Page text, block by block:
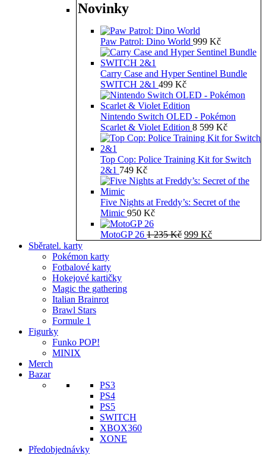
Novinky
Paw Patrol: Dino World 999 Kč
Carry Case and Hyper Sentinel Bundle
SWITCH 2&1 499 Kč
Nintendo Switch OLED - Pokémon
Scarlet & Violet Edition 8 599 Kč
Top Cop: Police Training Kit for Switch
2&1 749 Kč
Five Nights at Freddy’s: Secret of the
Mimic 950 Kč
MotoGP 26 1 235Kč Původní
999 KčAktuální
Sběratel. karty
Pokémon karty
Fotbalové karty
Hokejové kartičky
Magic the gathering
Italian Brainrot
Brawl Stars
Formule 1
Figurky
Funko POP!
MINIX
Merch
Bazar
PS3
PS4
PS5
SWITCH
XBOX360
XONE
Předobjednávky